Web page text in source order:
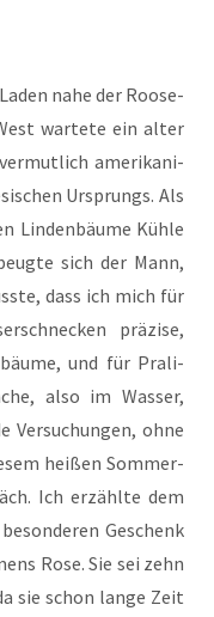
nahe der Roo­se­
war­te­te ein alter
ame­ri­ka­ni­
Ursprungs. Als
Lin­den­bäu­me Küh­le
sich der Mann,
dass ich mich für
prä­zi­se,
und für Pra­li­
also im Was­ser,
Ver­su­chun­gen, ohne
hei­ßen Som­mer­
Ich erzähl­te dem
Geschenk
Rose. Sie sei zehn
sie schon lan­ge Zeit